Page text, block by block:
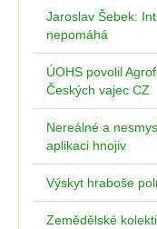
Jaroslav Šebek:
nepomáhá
ÚOHS povolil
Českých vajec CZ
Nereálné a
aplikaci hnojiv
Výskyt hraboše
Zemědělské